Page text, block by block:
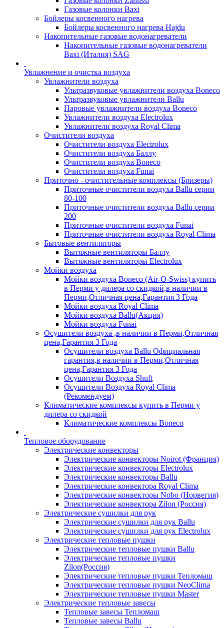
Газовые колонки Baxi
Бойлеры косвенного нагрева
Бойлеры косвенного нагрева Hajdu
Накопительные газовые водонагреватели
Накопительные газовые водонагреватели
Baxi (Италия) SAG
Увлажнение и очистка воздуха
Увлажнители воздуха
Ультразвуковые увлажнители воздуха Boneco
Ультразвуковые увлажнители Ballu
Паровые увлажнители воздуха Boneco
Увлажнители воздуха Electrolux
Увлажнители воздуха Royal Clima
Очистители воздуха
Очистители воздуха Electrolux
Очистители воздуха Баллу
Очистители воздуха Boneco
Очистители воздуха Funai
Приточно - очистительные комплексы (Бризеры)
Приточные очистители воздуха Ballu серии
80-100
Приточные очистители воздуха Ballu серии
200
Приточные очистители воздуха Funai
Приточные очистители воздуха Royal Clima
Бытовые вентиляторы
Вытяжные вентиляторы Баллу
Вытяжные вентиляторы Electrolux
Мойки воздуха
Мойки воздуха Boneco (Air-O-Swiss) купить
в Перми у дилера со скидкой,в наличии в
Перми,Отличная цена,Гарантия 3 Года
Мойки воздуха Royal Clima
Мойки воздуха Ballu(Акция)
Мойки воздуха Funai
Осушители воздуха ,в наличии в Перми,Отличная
цена,Гарантия 3 Года
Осушители воздуха Ballu Официальная
гарантия,в наличии в Перми,Отличная
цена,Гарантия 3 Года
Осушители Воздуха Shuft
Осушители Воздуха Royal Clima
(Рекомендуем)
Климатические комплексы купить в Перми у
дилера со скидкой
Климатические комплексы Boneсo
Тепловое оборудование
Электрические конвекторы
Электрические конвекторы Noirot (Франция)
Электрические конвекторы Electrolux
Электрические конвекторы Ballu
Электрические конвектора Royal Clima
Электрические конвекторы Nobo (Норвегия)
Электрические конвектора Zilon (Россия)
Электрические сушилки для рук
Электрические сушилки для рук Ballu
Электрические сушилки для рук Electrolux
Электрические тепловые пушки
Электрические тепловые пушки Ballu
Электрические тепловые пушки
Zilon(Россия)
Электрические тепловые пушки Тепломаш
Электрические тепловые пушки NeoClima
Электрические тепловые пушки Master
Электрические тепловые завесы
Тепловые завесы Тепломаш
Тепловые завесы Ballu